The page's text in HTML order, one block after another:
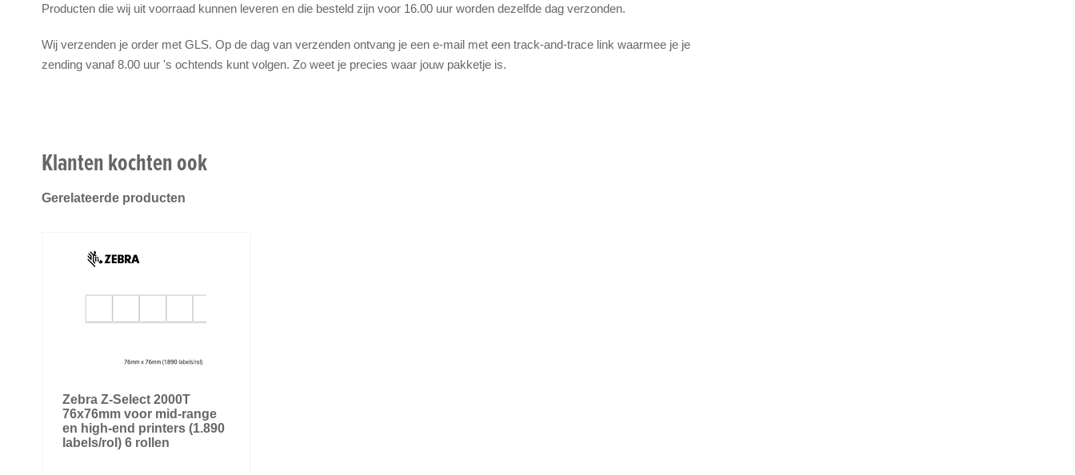
Producten die wij uit voorraad kunnen leveren en die besteld zijn voor 16.00 uur worden dezelfde dag verzonden.
Wij verzenden je order met GLS. Op de dag van verzenden ontvang je een e-mail met een track-and-trace link waarmee je je
zending vanaf 8.00 uur 's ochtends kunt volgen. Zo weet je precies waar jouw pakketje is.
Klanten kochten ook
Gerelateerde producten
Zebra Z-Select 2000T
76x76mm voor mid-range
en high-end printers (1.890
labels/rol) 6 rollen